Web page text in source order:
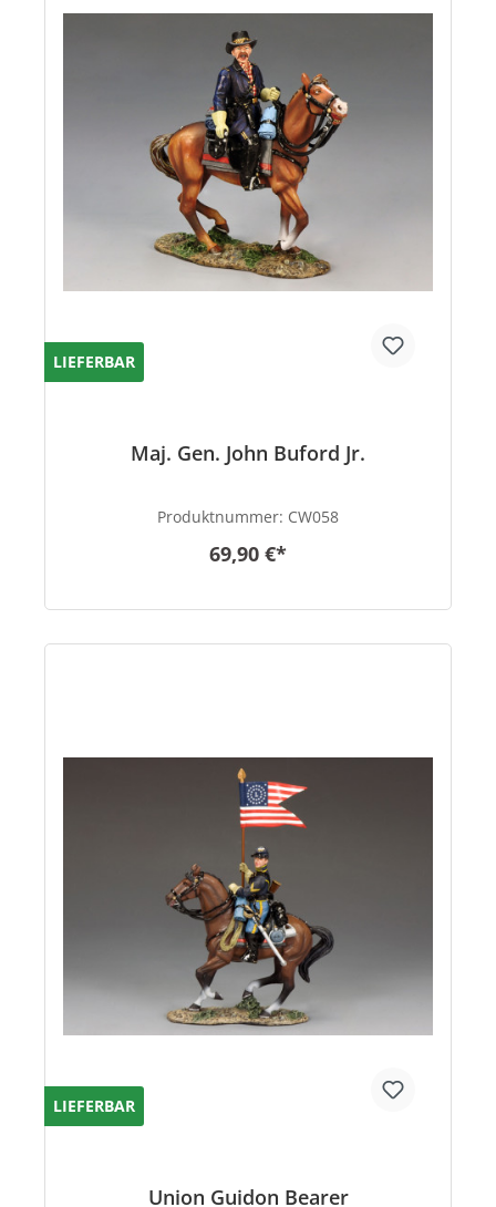
LIEFERBAR
Maj. Gen. John Buford Jr.
Produktnummer: CW058
69,90 €*
LIEFERBAR
Union Guidon Bearer